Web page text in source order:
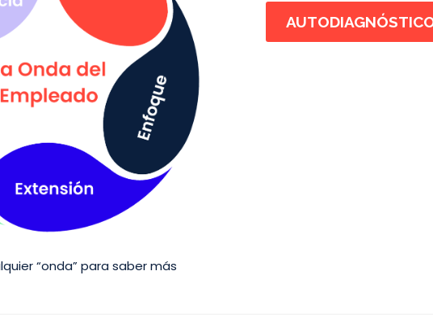
“onda” para saber más